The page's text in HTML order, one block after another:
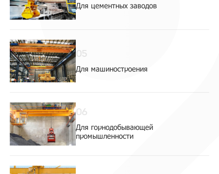
Для цементных заводов
05
Для машиностроения
06
Для горнодобывающей
промышленности